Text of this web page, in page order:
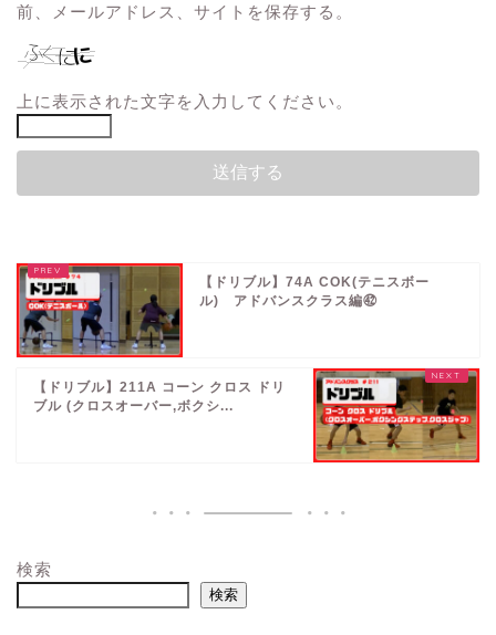
前、メールアドレス、サイトを保存する。
上に表示された文字を入力してください。
【ドリブル】74A COK(テニスボー
ル) アドバンスクラス編㊷
【ドリブル】211A コーン クロス ドリ
ブル (クロスオーバー,ボクシ...
検索
検索